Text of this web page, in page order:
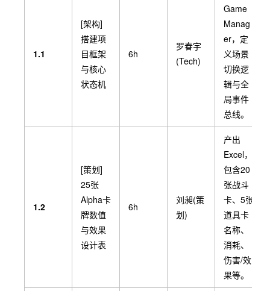
1.1
[架构]
搭建项
目框架
与核心
状态机
6h
罗春宇
(Tech)
Game
Manag
er，定
义场景
切换逻
辑与全
局事件
总线。
1.2
[策划]
25张
Alpha卡
牌数值
与效果
设计表
6h
刘昶(策
划)
产出
Excel，
包含20
张战斗
卡、5张
道具卡
名称、
消耗、
伤害/效
果等。